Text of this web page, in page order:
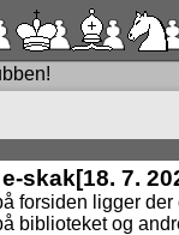
skak[18. 7.
forsiden ligger
biblioteket og